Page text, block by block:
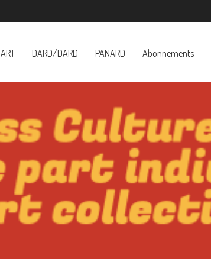
DARD/DARD PANARD Abonnements